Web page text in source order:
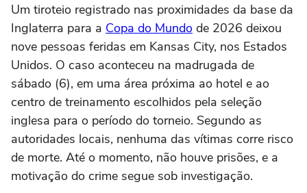
Um tiroteio registrado nas proximidades da base da
Inglaterra para a Copa do Mundo de 2026 deixou
nove pessoas feridas em Kansas City, nos Estados
Unidos. O caso aconteceu na madrugada de
sábado (6), em uma área próxima ao hotel e ao
centro de treinamento escolhidos pela seleção
inglesa para o período do torneio. Segundo as
autoridades locais, nenhuma das vítimas corre risco
de morte. Até o momento, não houve prisões, e a
motivação do crime segue sob investigação.